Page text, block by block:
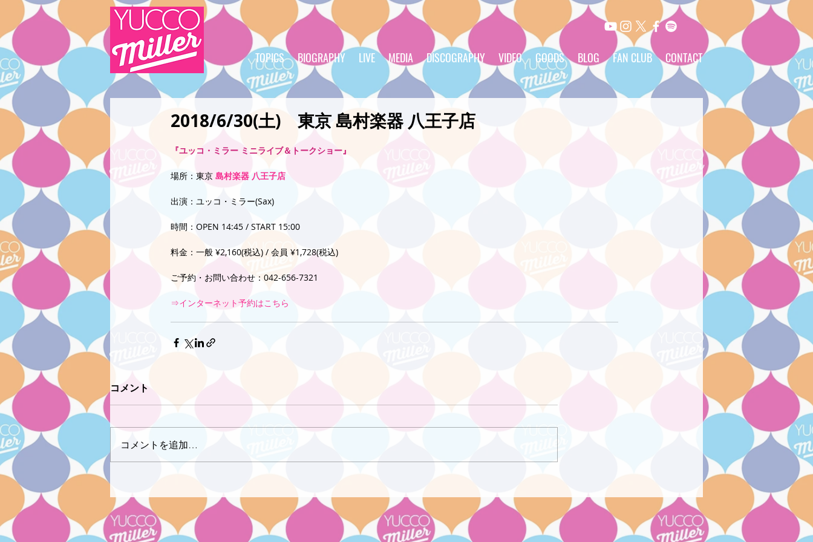
TOPICS BIOGRAPHY LIVE MEDIA DISCOGRAPHY VIDEO GOODS BLOG FAN CLUB CONTACT
2018/6/30(土) 東京 島村楽器 八王子店
『ユッコ・ミラー ミニライブ＆トークショー』
場所：東京 島村楽器 八王子店
出演：ユッコ・ミラー(Sax)
時間：OPEN 14:45 / START 15:00
料金：一般 ¥2,160(税込) / 会員 ¥1,728(税込)
ご予約・お問い合わせ：042-656-7321
⇒インターネット予約はこちら
コメント
コメントを追加…